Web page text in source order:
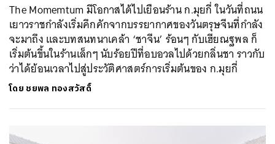
The Momemtum มีโอกาสได้ไปเยือนร้าน ก.มุยกี่ ในวันที่ถนน
เยาวราชกำลังเริ่มคึกคักจากบรรยากาศของวันตรุษจีนที่กำลัง
จะมาถึง และบทสนทนาเคล้า ‘ชาจีน’ ร้อนๆ กับเฮียณฐพล ก็
เริ่มต้นขึ้นในร้านเล็กๆ นับร้อยปีที่อบอวลไปด้วยกลิ่นชา ราวกับ
ว่าได้ย้อนเวลาไปสู่ประวัติศาสตร์การเริ่มต้นของ ก.มุยกี่
โดย ชยพล ทองสวัสดิ์